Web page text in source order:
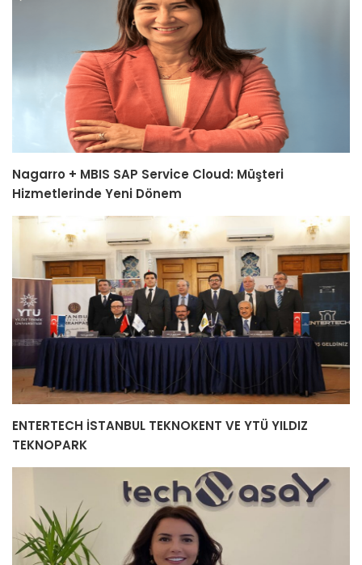
Nagarro + MBIS SAP Service Cloud: Müşteri
Hizmetlerinde Yeni Dönem
ENTERTECH İSTANBUL TEKNOKENT VE YTÜ YILDIZ
TEKNOPARK